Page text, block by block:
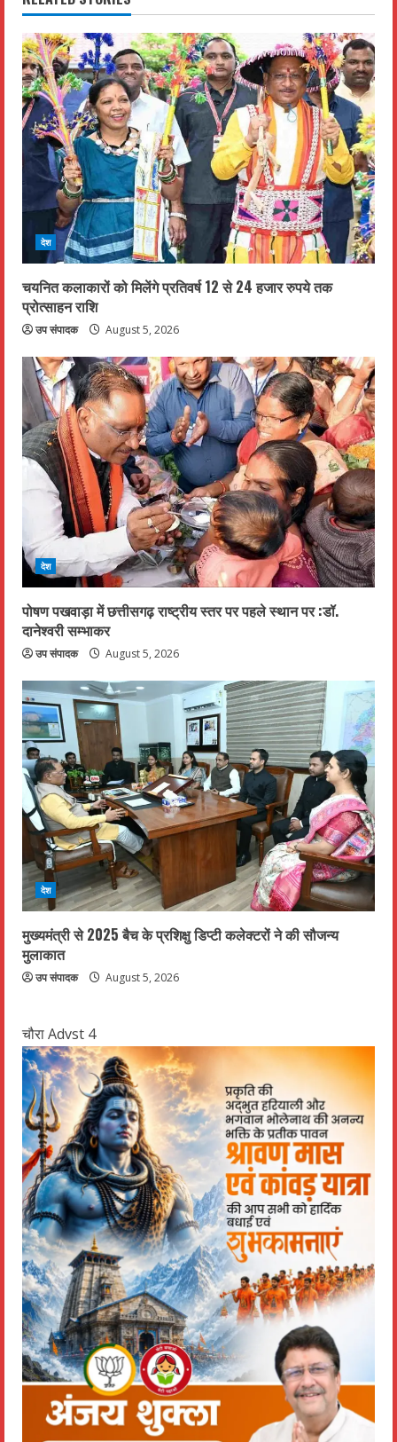
u
e
R
e
a
d
i
n
g
देश
चयनित कलाकारों को मिलेंगे प्रतिवर्ष 12 से 24 हजार रुपये तक
प्रोत्साहन राशि
उप संपादक August 5, 2026
देश
पोषण पखवाड़ा में छत्तीसगढ़ राष्ट्रीय स्तर पर पहले स्थान पर :डॉ.
दानेश्वरी सम्भाकर
उप संपादक August 5, 2026
देश
मुख्यमंत्री से 2025 बैच के प्रशिक्षु डिप्टी कलेक्टरों ने की सौजन्य
मुलाकात
उप संपादक August 5, 2026
चौरा Advst 4